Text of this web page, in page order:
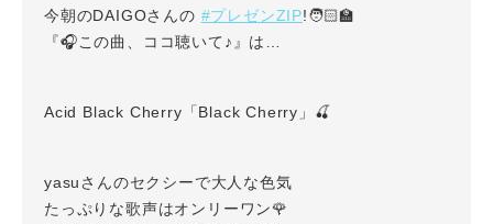
今朝のDAIGOさんの #プレゼンZIP!🧑🏻‍🏫
『🎧この曲、ココ聴いて♪』は…
Acid Black Cherry「Black Cherry」🍒
yasuさんのセクシーで大人な色気
たっぷりな歌声はオンリーワン🌹